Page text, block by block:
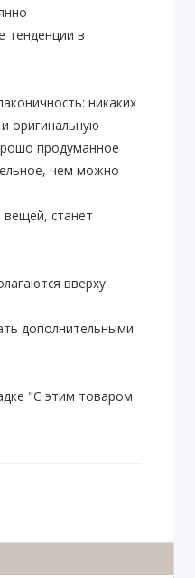
тенденции в
никаких
оригинальную
продуманное
чем можно
вещей, станет
вверху:
дополнительными
"С этим товаром